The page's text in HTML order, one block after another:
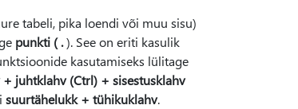
tabeli, pika loendi või muu sisu)
punkti ( .). See on eriti kasulik
kasutamiseks lülitage
juhtklahv (Ctrl) + sisestusklahv
suurtähelukk + tühikuklahv.